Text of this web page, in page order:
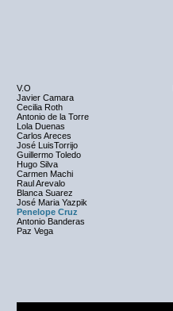
V.O
Javier Camara
Cecilia Roth
Antonio de la Torre
Lola Duenas
Carlos Areces
José LuisTorrijo
Guillermo Toledo
Hugo Silva
Carmen Machi
Raul Arevalo
Blanca Suarez
José Maria Yazpik
Penelope Cruz
Antonio Banderas
Paz Vega